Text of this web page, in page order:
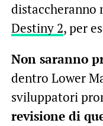
Destiny 2, per
Non saranno
dentro Lower
sviluppatori
revisione di